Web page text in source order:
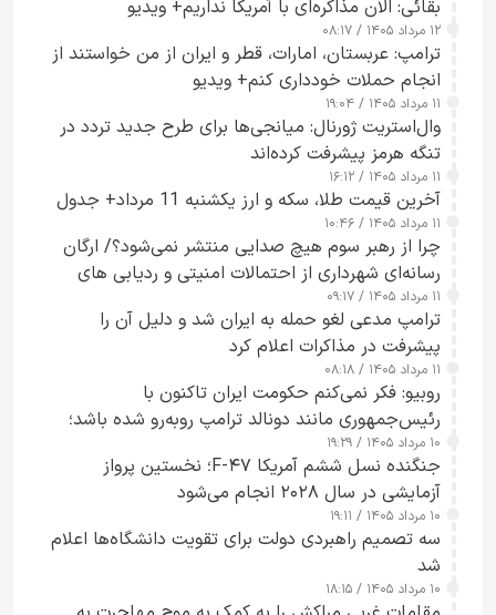
بقائی: الان مذاکره‌ای با آمریکا نداریم+ ویدیو
۱۲ مرداد ۱۴۰۵ / ۰۸:۱۷
ترامپ: عربستان، امارات، قطر و ایران از من خواستند از
انجام حملات خودداری کنم+ ویدیو
۱۱ مرداد ۱۴۰۵ / ۱۹:۰۴
وال‌استریت ژورنال: میانجی‌ها برای طرح جدید تردد در
تنگه هرمز پیشرفت کرده‌اند
۱۱ مرداد ۱۴۰۵ / ۱۶:۱۲
آخرین قیمت طلا، سکه و ارز یکشنبه 11 مرداد+ جدول
۱۱ مرداد ۱۴۰۵ / ۱۰:۴۶
چرا از رهبر سوم هیچ صدایی منتشر نمی‌شود؟/ ارگان
رسانه‌ای شهرداری از احتمالات امنیتی و ردیابی های
جاسوسی گفت
۱۱ مرداد ۱۴۰۵ / ۰۹:۱۷
ترامپ مدعی لغو حمله به ایران شد و دلیل آن را
پیشرفت در مذاکرات اعلام کرد
۱۱ مرداد ۱۴۰۵ / ۰۸:۱۸
روبیو: فکر نمی‌کنم حکومت ایران تاکنون با
رئیس‌جمهوری مانند دونالد ترامپ روبه‌رو شده باشد؛
کسی که واقعاً دست به اقدام می‌زند
۱۰ مرداد ۱۴۰۵ / ۱۹:۲۹
جنگنده نسل ششم آمریکا F-۴۷؛ نخستین پرواز
آزمایشی در سال ۲۰۲۸ انجام می‌شود
۱۰ مرداد ۱۴۰۵ / ۱۹:۱۱
سه تصمیم راهبردی دولت برای تقویت دانشگاه‌ها اعلام
شد
۱۰ مرداد ۱۴۰۵ / ۱۸:۱۵